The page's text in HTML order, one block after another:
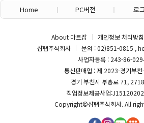
Home PC버전 로
About 마트잡 개인정보 처리방침
샵랩주식회사
문의 : 02)851-0815 ,
사업자등록 : 243-86-
통신판매업 : 제 2023-경기부
경기 부천시 부흥로 71,
직업정보제공사업
Copyright©샵랩주식회사. All